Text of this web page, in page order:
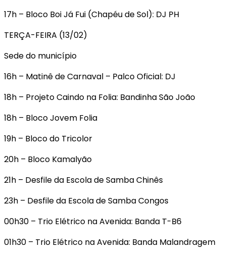
17h – Bloco Boi Já Fui (Chapéu de Sol): DJ PH
TERÇA-FEIRA (13/02)
Sede do município
16h – Matinê de Carnaval – Palco Oficial: DJ
18h – Projeto Caindo na Folia: Bandinha São João
18h – Bloco Jovem Folia
19h – Bloco do Tricolor
20h – Bloco Kamalyão
21h – Desfile da Escola de Samba Chinês
23h – Desfile da Escola de Samba Congos
00h30 – Trio Elétrico na Avenida: Banda T-B6
01h30 – Trio Elétrico na Avenida: Banda Malandragem